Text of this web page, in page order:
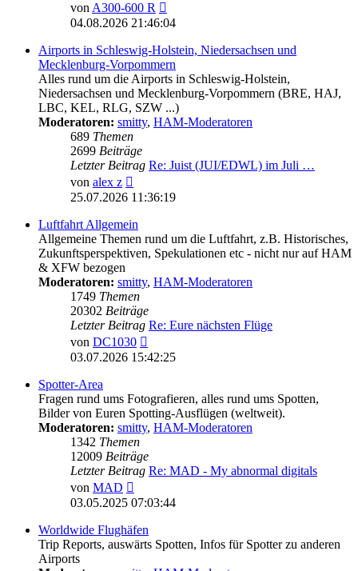
vonA300-600 R
Beitrag
04.08.2026 21:46:04
Airports in Schleswig-Holstein, Niedersachsen und
Mecklenburg-Vorpommern
Alles rund um die Airports in Schleswig-Holstein,
Niedersachsen und Mecklenburg-Vorpommern (BRE, HAJ,
LBC, KEL, RLG, SZW ...)
Moderatoren: smitty, HAM-Moderatoren
689 Themen
2699 Beiträge
Letzter Beitrag Re: Juist (JUI/EDWL) im Juli …
von alex z
Beitrag
25.07.2026 11:36:19
Luftfahrt Allgemein
Allgemeine Themen rund um die Luftfahrt, z.B. Historisches,
Zukunftsperspektiven, Spekulationen etc - nicht nur auf HAM
& XFW bezogen
Moderatoren: smitty, HAM-Moderatoren
1749 Themen
20302 Beiträge
Letzter Beitrag Re: Eure nächsten Flüge
von DC1030
Beitrag
03.07.2026 15:42:25
Spotter-Area
Fragen rund ums Fotografieren, alles rund ums Spotten,
Bilder von Euren Spotting-Ausflügen (weltweit).
Moderatoren: smitty, HAM-Moderatoren
1342 Themen
12009 Beiträge
Letzter Beitrag Re: MAD - My abnormal digitals
von MAD
Beitrag
03.05.2025 07:03:44
Worldwide Flughäfen
Trip Reports, auswärts Spotten, Infos für Spotter zu anderen
Airports